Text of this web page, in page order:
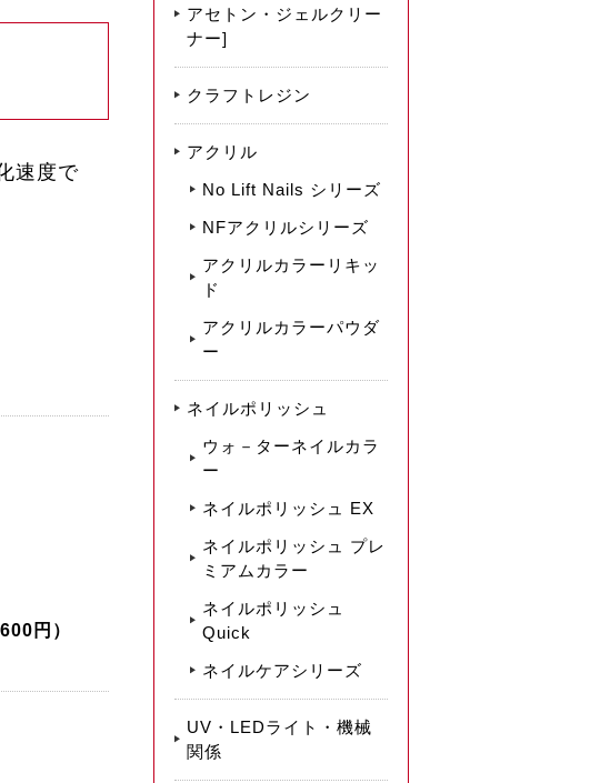
速度で
円）
アセトン・ジェルクリー
ナー]
クラフトレジン
アクリル
No Lift Nails シリーズ
NFアクリルシリーズ
アクリルカラーリキッ
ド
アクリルカラーパウダ
ー
ネイルポリッシュ
ウォ－ターネイルカラ
ー
ネイルポリッシュ EX
ネイルポリッシュ プレ
ミアムカラー
ネイルポリッシュ
Quick
ネイルケアシリーズ
UV・LEDライト・機械
関係